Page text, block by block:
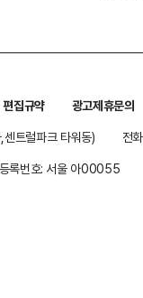
편집규약
광고제휴문의
트럴파크 타워동)
전
등록번호: 서울 아00055